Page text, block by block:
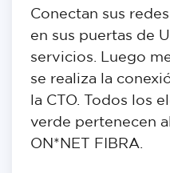
Conectan sus
en sus puertas de
servicios. Luego
se realiza la
la CTO. Todos los
verde pertenecen
ON*NET FIBRA.